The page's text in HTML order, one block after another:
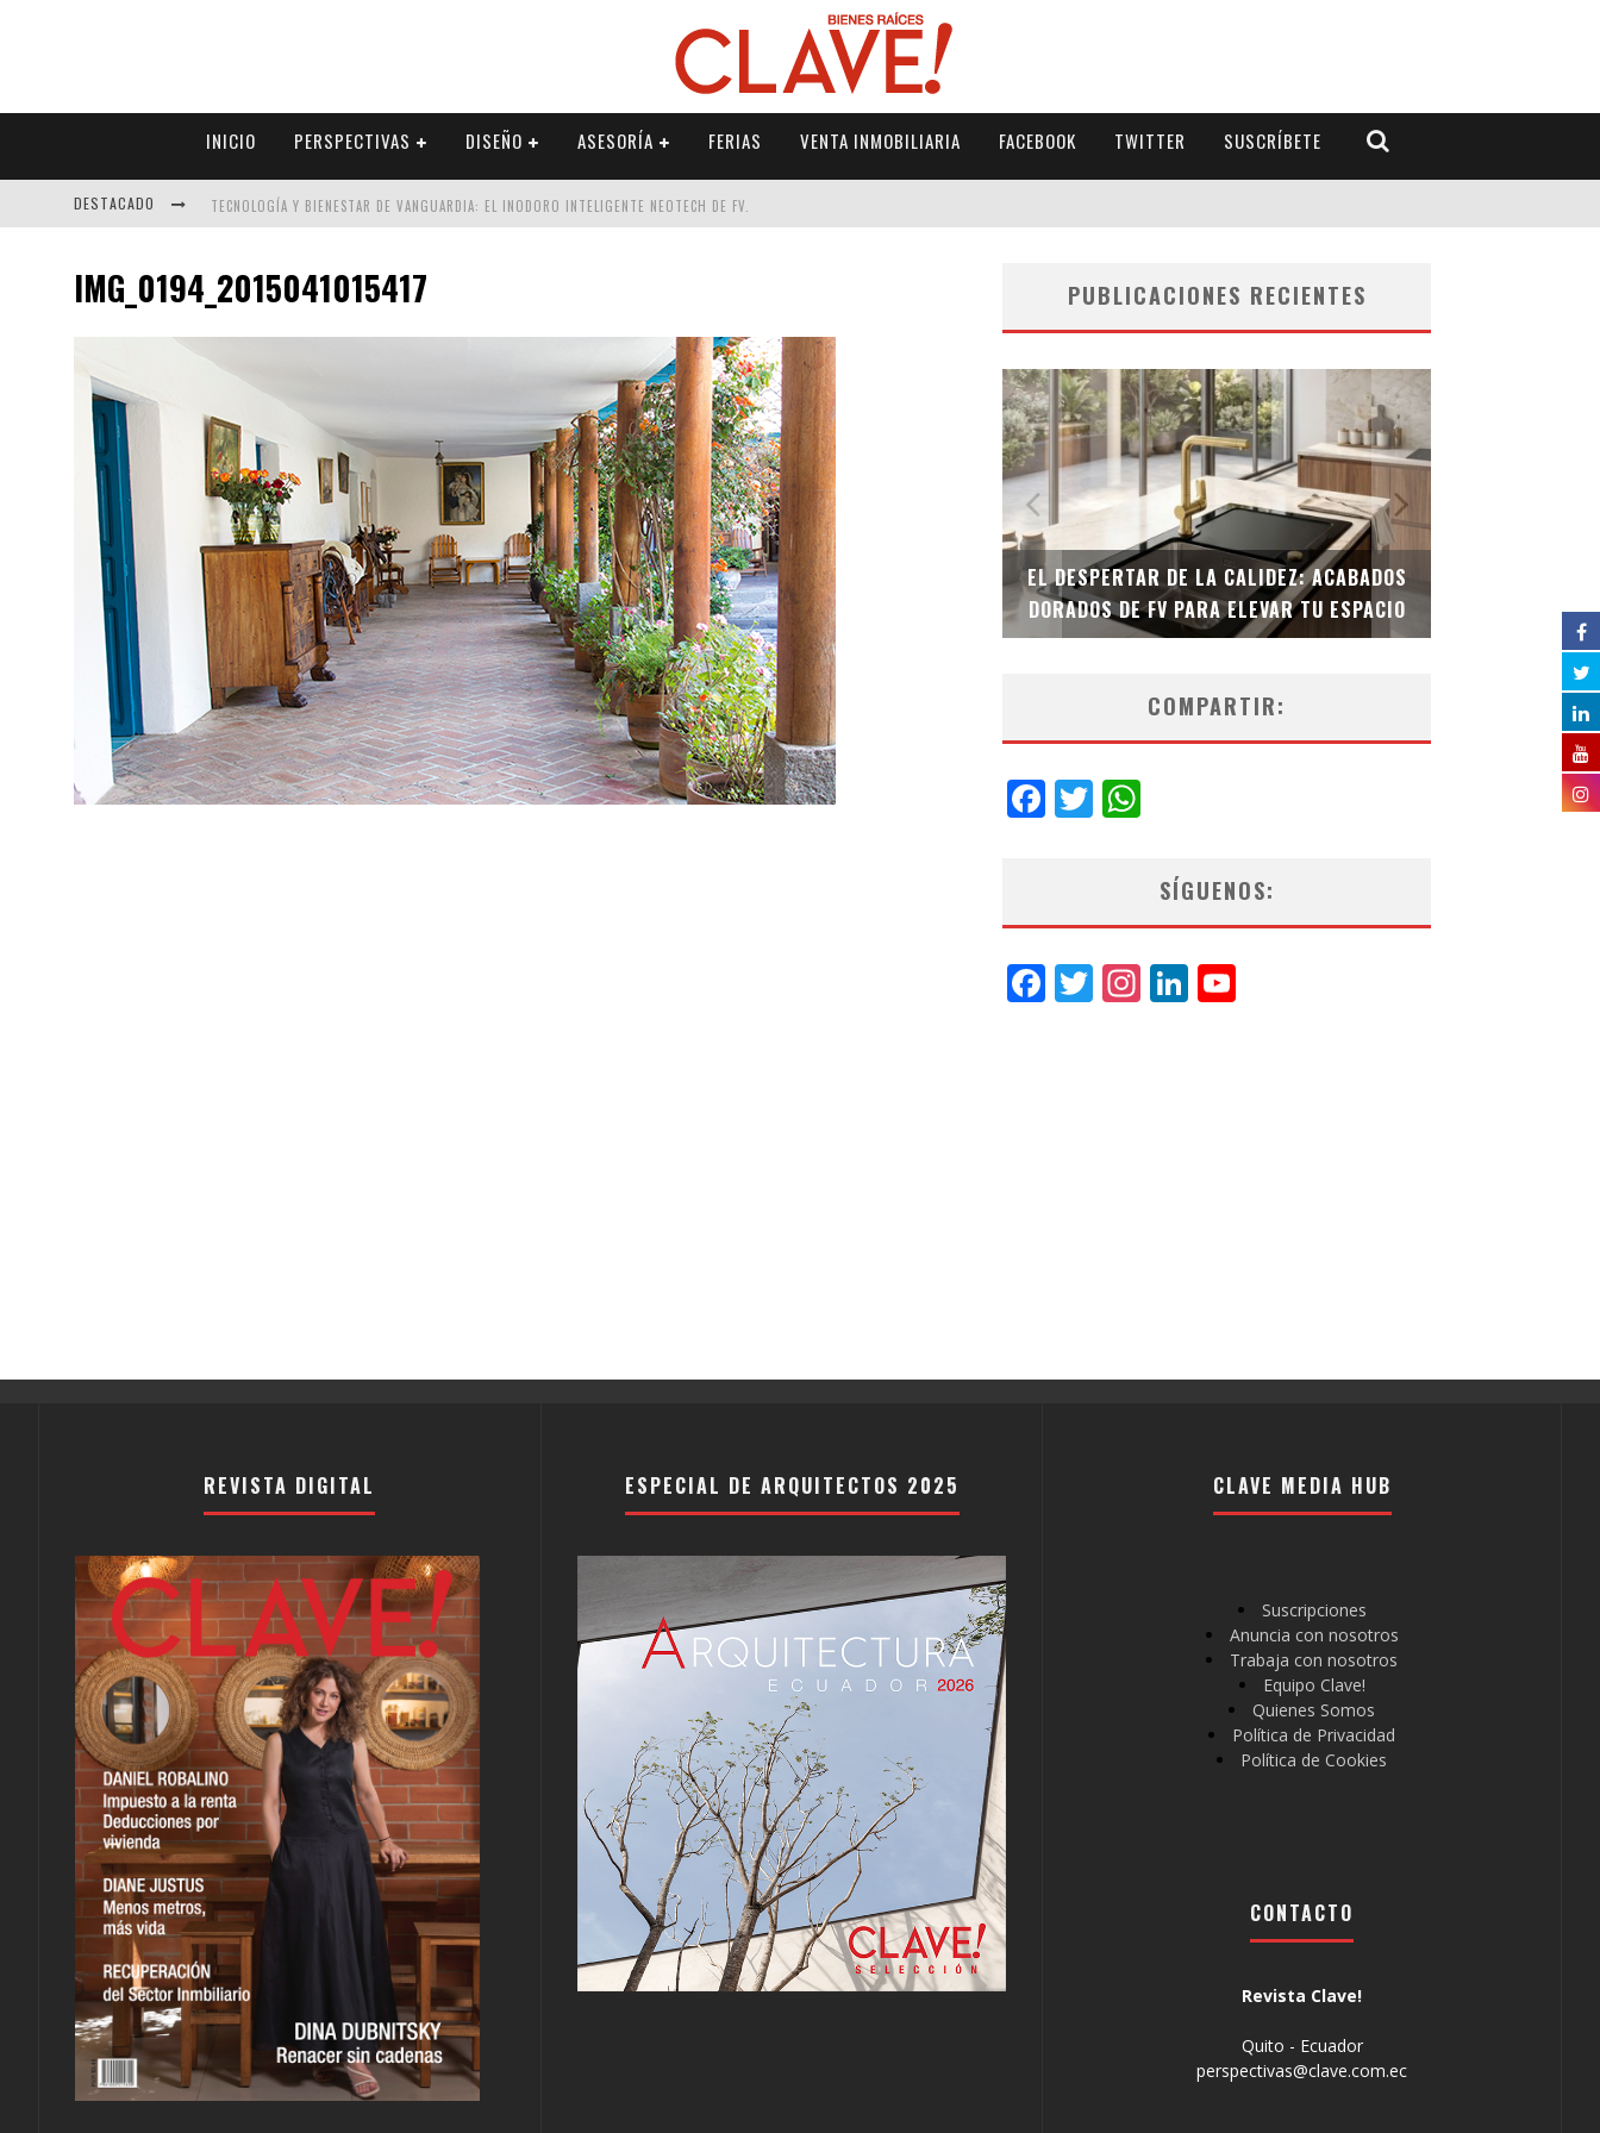
INICIO PERSPECTIVAS DISEÑO ASESORÍA FERIAS VENTA INMOBILIARIA FACEBOOK TWITTER SUSCRÍBETE
DESTACADO TECNOLOGÍA Y BIENESTAR DE VANGUARDIA: EL INODORO INTELIGENTE NEOTECH DE FV.
ALEXANDRA BEDOYA – LA CONSTANCIA DETRÁS DE LA PALETERÍA
EL DESPERTAR DE LA CALIDEZ: ACABADOS DORADOS DE FV PARA ELEVAR TU ESPACIO
IMG_0194_2015041015417 PUBLICACIONES RECIENTES
SAINT-GOBAIN IMPTEK – XI CONVENCIÓN
INTERNACIONAL
EL DESPERTAR DE LA CALIDEZ: ACABADOS
DORADOS DE FV PARA ELEVAR TU ESPACIO
EL INODORO
COMPARTIR:
Facebook
Twitter
SÍGUENOS:
Facebook
Twitter
Instagram
LinkedIn
REVISTA DIGITAL ESPECIAL DE ARQUITECTOS 2025 CLAVE MEDIA HUB
Suscripciones
Anuncia con nosotros
Trabaja con nosotros
Equipo Clave!
Quienes Somos
Política de Privacidad
Política de Cookies
CONTACTO
Revista Clave!
Quito - Ecuador
perspectivas@clave.com.ec